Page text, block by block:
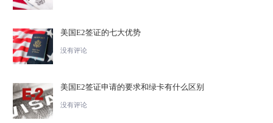
美国E2签证的七大优势
没有评论
美国E2签证申请的要求和绿卡有什么区别
没有评论